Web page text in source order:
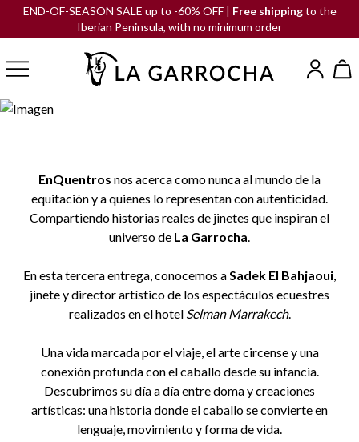
END-OF-SEASON SALE up to -60% OFF | Free shippingto the
Iberian Peninsula, with no minimum order
EnQuentros nos acerca como nunca al mundo de la
equitación y a quienes lo representan con autenticidad.
Compartiendo historias reales de jinetes que inspiran el
universo de La Garrocha.
En esta tercera entrega, conocemos aSadek El Bahjaoui,
jinete y director artístico de los espectáculos ecuestres
realizados en el hotel Selman Marrakech.
Una vida marcada por el viaje, el arte circense y una
conexión profunda con el caballo desde su infancia.
Descubrimos su día a día entre doma y creaciones
artísticas: una historia donde el caballo se convierte en
lenguaje, movimiento y forma de vida.